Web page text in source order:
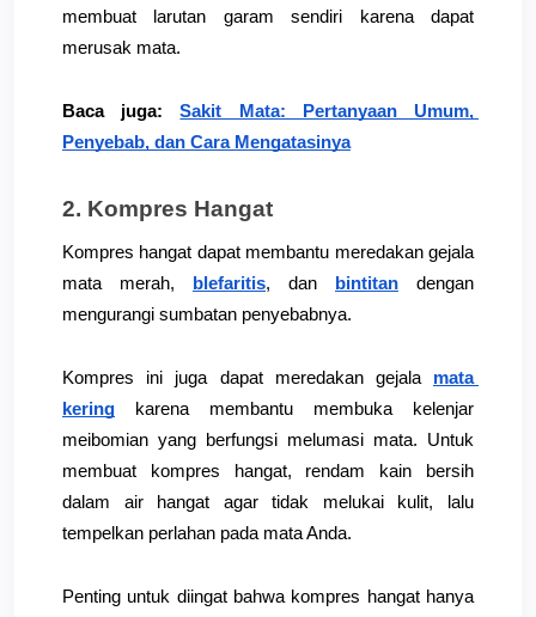
membuat larutan garam sendiri karena dapat
merusak mata.
Baca juga:
Sakit Mata: Pertanyaan Umum,
Penyebab, dan Cara Mengatasinya
2. Kompres Hangat
Kompres hangat dapat membantu meredakan gejala
mata merah,
blefaritis, dan bintitan
dengan
mengurangi sumbatan penyebabnya.
Kompres ini juga dapat meredakan gejala
mata
kering karena membantu membuka kelenjar
meibomian yang berfungsi melumasi mata. Untuk
membuat kompres hangat, rendam kain bersih
dalam air hangat agar tidak melukai kulit, lalu
tempelkan perlahan pada mata Anda.
Penting untuk diingat bahwa kompres hangat hanya